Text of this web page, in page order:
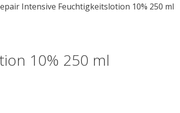
Intensive Feuchtigkeitslotion 10% 250 ml
10% 250 ml